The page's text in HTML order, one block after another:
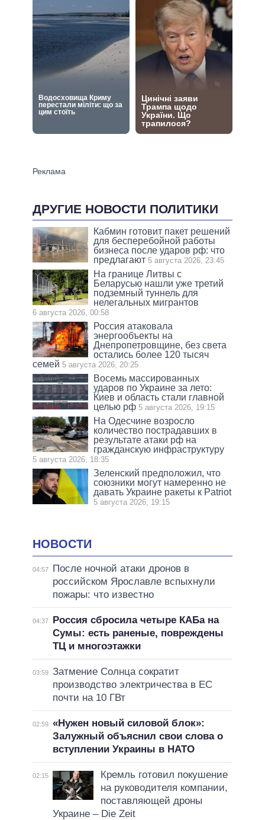
ДРУГИЕ НОВОСТИ ПОЛИТИКИ
Кабмин готовит пакет решений
для бесперебойной работы
бизнеса после ударов рф: что
предлагают 5 августа 2026, 23:45
На границе Литвы с
Беларусью нашли уже третий
подземный туннель для
нелегальных мигрантов
6 августа 2026, 00:58
Россия атаковала
энергообъекты на
Днепропетровщине, без света
остались более 120 тысяч
семей 5 августа 2026, 20:25
Восемь массированных
ударов по Украине за лето:
Киев и область стали главной
целью рф 5 августа 2026, 19:15
На Одесчине возросло
количество пострадавших в
результате атаки рф на
гражданскую инфраструктуру
5 августа 2026, 18:35
Зеленский предположил, что
союзники могут намеренно не
давать Украине ракеты к Patriot
5 августа 2026, 19:15
НОВОСТИ
04:57
После ночной атаки дронов в
российском Ярославле вспыхнули
пожары: что известно
04:37
Россия сбросила четыре КАБа на
Сумы: есть раненые, повреждены
ТЦ и многоэтажки
03:59 Затмение Солнца сократит
производство электричества в ЕС
почти на 10 ГВт
02:59 «Нужен новый силовой блок»:
Залужный объяснил свои слова о
вступлении Украины в НАТО
02:15
Кремль готовил покушение
на руководителя компании,
поставляющей дроны
Украине – Die Zeit